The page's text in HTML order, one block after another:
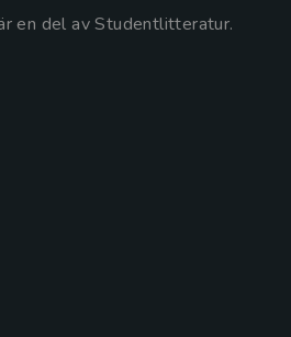
en del av Studentlitteratur.